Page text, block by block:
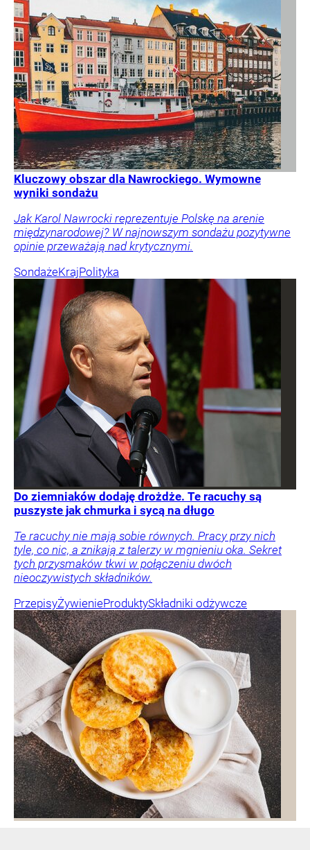
Kluczowy obszar dla Nawrockiego. Wymowne
wyniki sondażu
Jak Karol Nawrocki reprezentuje Polskę na arenie
międzynarodowej? W najnowszym sondażu pozytywne
opinie przeważają nad krytycznymi.
SondażeKrajPolityka
Do ziemniaków dodaję drożdże. Te racuchy są
puszyste jak chmurka i sycą na długo
Te racuchy nie mają sobie równych. Pracy przy nich
tyle, co nic, a znikają z talerzy w mgnieniu oka. Sekret
tych przysmaków tkwi w połączeniu dwóch
nieoczywistych składników.
PrzepisyŻywienieProduktySkładniki odżywcze